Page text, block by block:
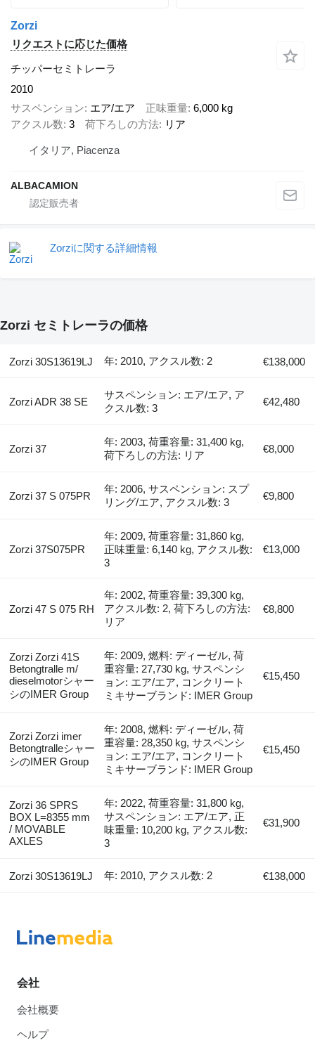
Zorzi
リクエストに応じた価格
チッパーセミトレーラ
2010
サスペンション エア/エア 正味重量 6,000 kg
アクスル数 3 荷下ろしの方法 リア
イタリア, Piacenza
ALBACAMION
Zorziに関する詳細情報
Zorzi セミトレーラの価格
Zorzi 30S13619LJ 年: 2010, アクスル数: 2 €138,000
Zorzi ADR 38 SE
サスペンション: エア/エア, ア
クスル数: 3
€42,480
Zorzi 37
年: 2003, 荷重容量: 31,400 kg,
荷下ろしの方法: リア
€8,000
Zorzi 37 S 075PR
年: 2006, サスペンション: スプ
リング/エア, アクスル数: 3
€9,800
Zorzi 37S075PR
年: 2009, 荷重容量: 31,860 kg,
正味重量: 6,140 kg, アクスル数:
3
€13,000
Zorzi 47 S 075 RH
年: 2002, 荷重容量: 39,300 kg,
アクスル数: 2, 荷下ろしの方法:
リア
€8,800
Zorzi Zorzi 41S
Betongtralle m/
dieselmotorシャー
シのIMER Group
年: 2009, 燃料: ディーゼル, 荷
重容量: 27,730 kg, サスペンシ
ョン: エア/エア, コンクリート
ミキサーブランド: IMER Group
€15,450
Zorzi Zorzi imer
Betongtralleシャー
シのIMER Group
年: 2008, 燃料: ディーゼル, 荷
重容量: 28,350 kg, サスペンシ
ョン: エア/エア, コンクリート
ミキサーブランド: IMER Group
€15,450
Zorzi 36 SPRS
BOX L=8355 mm
/ MOVABLE
AXLES
年: 2022, 荷重容量: 31,800 kg,
サスペンション: エア/エア, 正
味重量: 10,200 kg, アクスル数:
3
€31,900
Zorzi 30S13619LJ 年: 2010, アクスル数: 2 €138,000
会社
会社概要
ヘルプ